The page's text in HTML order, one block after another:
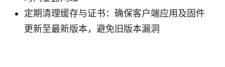
定期清理缓存与证书：确保客户端应用及固件
更新至最新版本，避免旧版本漏洞